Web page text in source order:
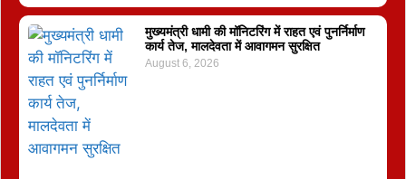
मुख्यमंत्री धामी की मॉनिटरिंग में राहत एवं पुनर्निर्माण
कार्य तेज, मालदेवता में आवागमन सुरक्षित
August 6, 2026